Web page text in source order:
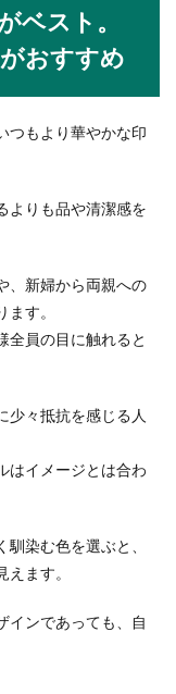
介された面接を辞
意点
により辞退したいこと
う髪型
する場合、親や姉妹は
と一緒に髪型のセット
ベスト。
おすすめ
つもより華やかな印
よりも品や清潔感を
、新婦から両親への
す。
全員の目に触れると
少々抵抗を感じる人
はイメージとは合わ
染む色を選ぶと、
ます。
インであっても、自